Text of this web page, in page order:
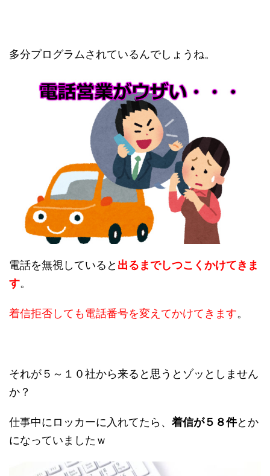
多分プログラムされているんでしょうね。
電話を無視していると 出るまでしつこくかけてきま
す。
着信拒否しても電話番号を変えてかけてきます。
それが５～１０社から来ると思うとゾッとしません
か？
仕事中にロッカーに入れてたら、 着信が５８件とか
になっていましたｗ